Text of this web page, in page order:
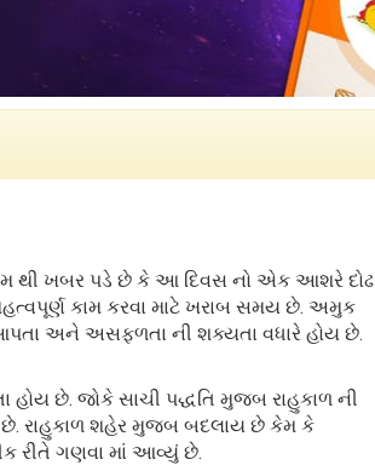
થી ખબર પડે છે કે આ દિવસ નો એક આશરે દોઢ
કામ કરવા માટે ખરાબ સમય છે. અમુક
આપતા અને અસફળતા ની શક્યતા વધારે હોય છે.
હોય છે. જોકે સાચી પદ્ધતિ મુજબ રાહુકાળ ની
છે. રાહુકાળ શહેર મુજબ બદલાય છે કેમ કે
રીતે ગણવા માં આવ્યું છે.